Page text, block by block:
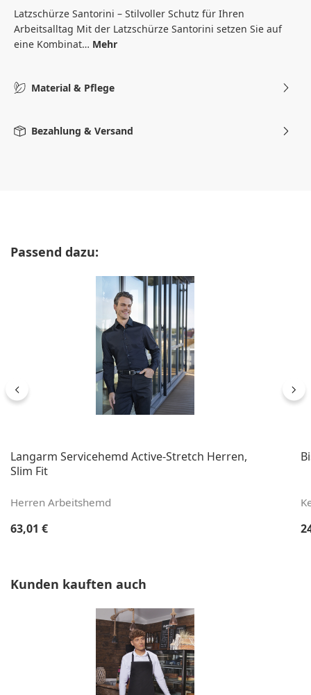
Latzschürze Santorini – Stilvoller Schutz für Ihren
Arbeitsalltag Mit der Latzschürze Santorini setzen Sie auf
eine Kombinat… Mehr
Material & Pflege
Bezahlung & Versand
Produktgalerie überspringen
Passend dazu:
Langarm Servicehemd Active-Stretch Herren,
Slim Fit
Herren Arbeitshemd
Regulärer Preis:
63,01 €
Produktgalerie überspringen
Kunden kauften auch